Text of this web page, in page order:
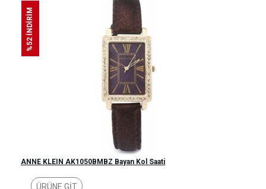
%52 İNDİRİM
ANNE KLEIN AK1050BMBZ Bayan Kol Saati
ÜRÜNE GİT